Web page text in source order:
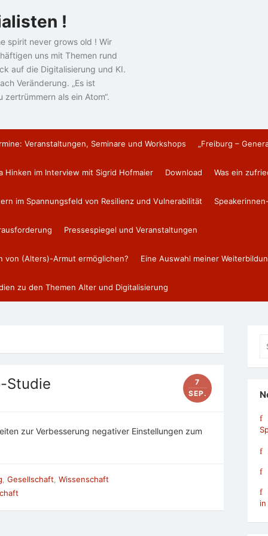
!
spirit never grows old ! Wir
uns mit Themen rund
auf die Digitalisierung und KI.
Veränderung. „Es ist
als ein Atom“.
Veranstaltungen, Seminare und Workshops „Freiburg –
Hinken im Interview mit Sigrid Hofmaier Download Was ein
im Spannungsfeld von Resilienz und Vulnerabilität
Pressespiegel und Veranstaltungen
von (Alters)-Armut ermöglichen? Eine Auswahl meiner
zu den Themen Alter und Digitalisierung
Studie
7
SEP.
zur Verbesserung negativer Einstellungen zum
Gesellschaft Wissenschaft